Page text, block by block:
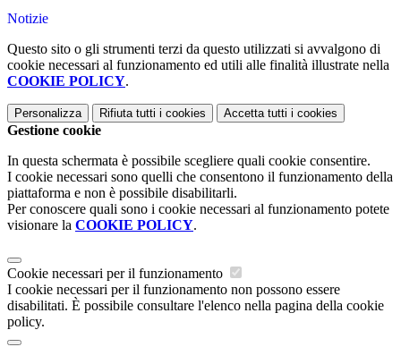
Notizie
Questo sito o gli strumenti terzi da questo utilizzati si avvalgono di
cookie necessari al funzionamento ed utili alle finalità illustrate nella
COOKIE POLICY.
Personalizza Rifiuta tutti i cookies Accetta tutti i cookies
Gestione cookie
In questa schermata è possibile scegliere quali cookie consentire.
I cookie necessari sono quelli che consentono il funzionamento della
piattaforma e non è possibile disabilitarli.
Per conoscere quali sono i cookie necessari al funzionamento potete
visionare la COOKIE POLICY.
Cookie necessari per il funzionamento
I cookie necessari per il funzionamento non possono essere
disabilitati. È possibile consultare l'elenco nella pagina della cookie
policy.